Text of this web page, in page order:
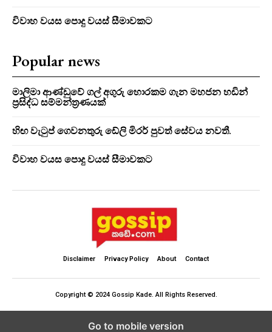
විවාහ වයස පොදු වයස් සීමාවකට
Popular news
මාලිමා ආණ්ඩුවේ ගල් අගුරු හොරකම ගැන මහජන හඩින්
ප්‍රසිද්ධ සම්මන්ත්‍රණයක්
හිඟ වැටුප් ගෙවනතුරු ඩේලි මිරර් පුවත් සේවය නවතී.
විවාහ වයස පොදු වයස් සීමාවකට
Disclaimer Privacy Policy About Contact
Copyright © 2024 Gossip Kade. All Rights Reserved.
Go to mobile version